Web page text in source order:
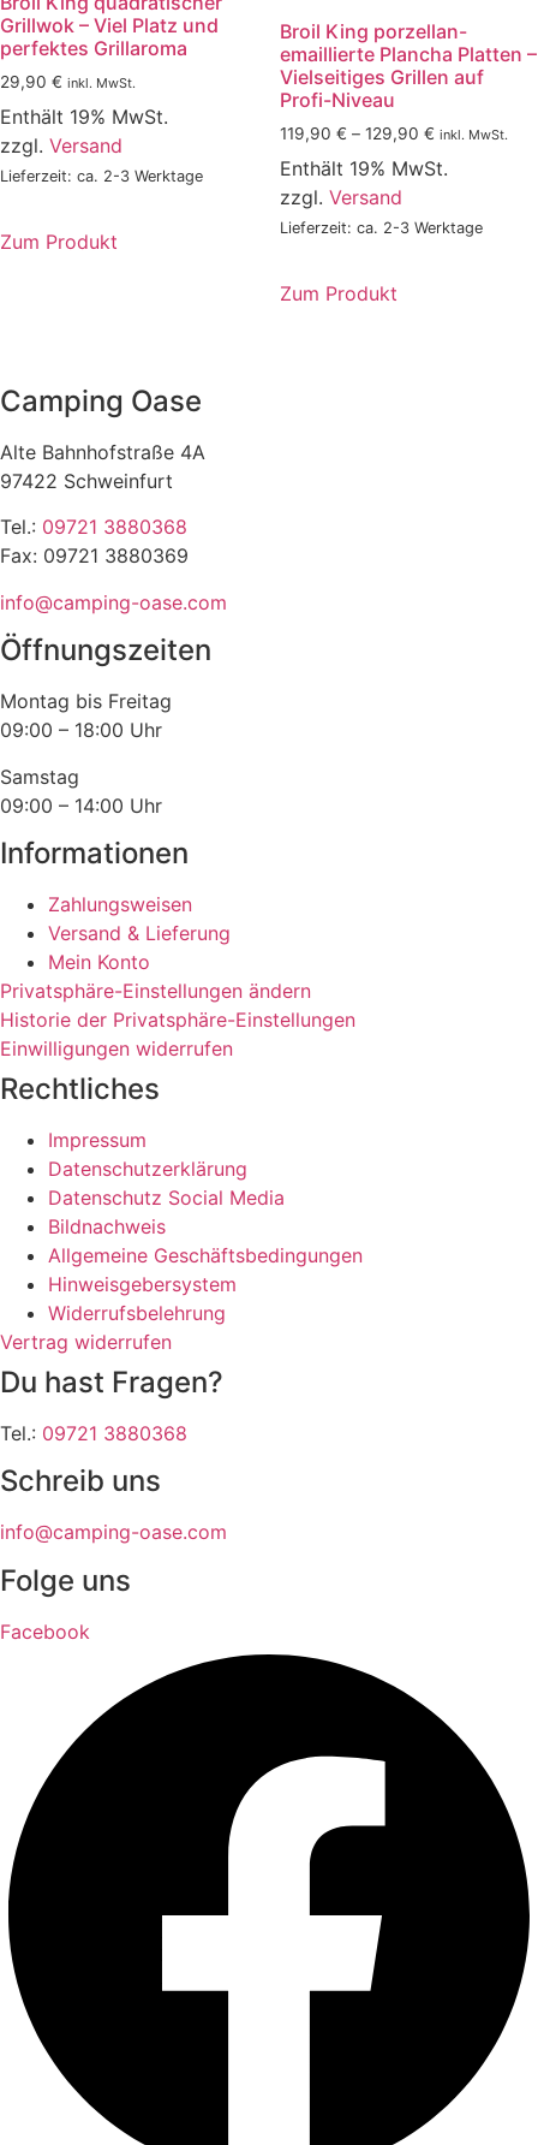
Optionen
können
auf
Produktseite
gewählt
werden
Grillwok – Viel Platz und
perfektes Grillaroma
29,90 € inkl. MwSt.
Enthält 19% MwSt.
zzgl. Versand
Lieferzeit: ca. 2-3 Werktage
Zum Produkt
Broil King porzellan-
emaillierte Plancha Platten –
Vielseitiges Grillen auf
Profi-Niveau
119,90 € – 129,90 €Preisspanne:
119,90 €
bis
inkl. MwSt.
Enthält 19% MwSt.
zzgl. Versand
Lieferzeit: ca. 2-3 Werktage
Zum Produkt
Camping Oase
Alte Bahnhofstraße 4A
97422 Schweinfurt
Tel.: 09721 3880368
Fax: 09721 3880369
info@camping-oase.com
Öffnungszeiten
Montag bis Freitag
09:00 – 18:00 Uhr
Samstag
09:00 – 14:00 Uhr
Informationen
Zahlungsweisen
Versand & Lieferung
Mein Konto
Privatsphäre-Einstellungen ändern
Historie der Privatsphäre-Einstellungen
Einwilligungen widerrufen
Rechtliches
Impressum
Datenschutzerklärung
Datenschutz Social Media
Bildnachweis
Allgemeine Geschäftsbedingungen
Hinweisgebersystem
Widerrufsbelehrung
Vertrag widerrufen
Du hast Fragen?
Tel.: 09721 3880368
Schreib uns
info@camping-oase.com
Folge uns
Facebook